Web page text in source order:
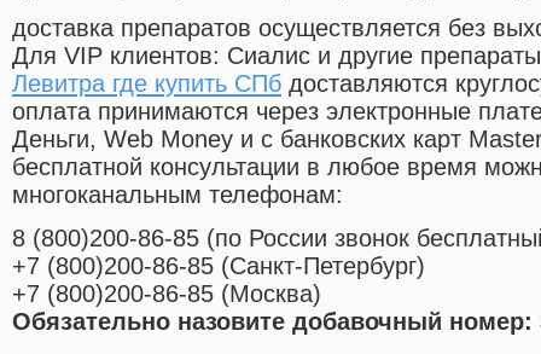
доставка препаратов осуществляется без
Для VIP клиентов: Сиалис и другие
Левитра где купить СПб доставляются
оплата принимаются через электронные
Деньги, Web Money и с банковских карт
бесплатной консультации в любое время
многоканальным телефонам:
8 (800)200-86-85 (по России звонок
+7 (800)200-86-85 (Санкт-Петербург)
+7 (800)200-86-85 (Москва)
Обязательно назовите добавочный номер: